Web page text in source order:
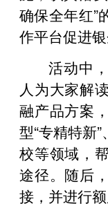
确保全年红”
作平台促进
活动中
人为大家解
融产品方案
型“专精特新
校等领域，
途径。随后
接，并进行额